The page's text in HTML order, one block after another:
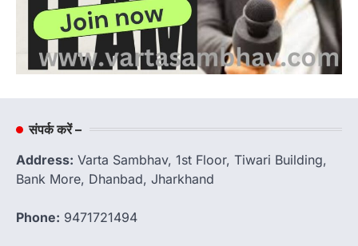
संपर्क करें –
Address: Varta Sambhav, 1st Floor, Tiwari Building,
Bank More, Dhanbad, Jharkhand
Phone: 9471721494